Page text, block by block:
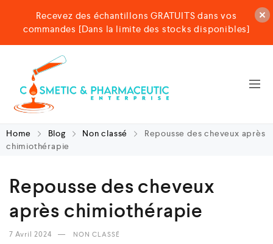
Home Blog Non classé
Repousse des cheveux après
chimiothérapie
Repousse des cheveux
après chimiothérapie
7 Avril 2024 NON CLASSÉ
Recevez des échantillons GRATUITS dans vos
commandes [Dans la limite des stocks disponibles]